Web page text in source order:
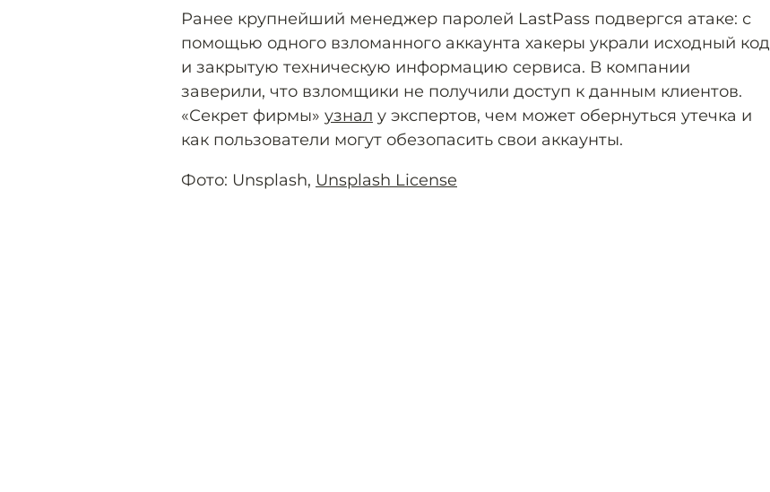
Ранее крупнейший менеджер паролей LastPass подвергся атаке: с
помощью одного взломанного аккаунта хакеры украли исходный код
и закрытую техническую информацию сервиса. В компании
заверили, что взломщики не получили доступ к данным клиентов.
«Секрет фирмы» узнал у экспертов, чем может обернуться утечка и
как пользователи могут обезопасить свои аккаунты.
Фото: Unsplash, Unsplash License